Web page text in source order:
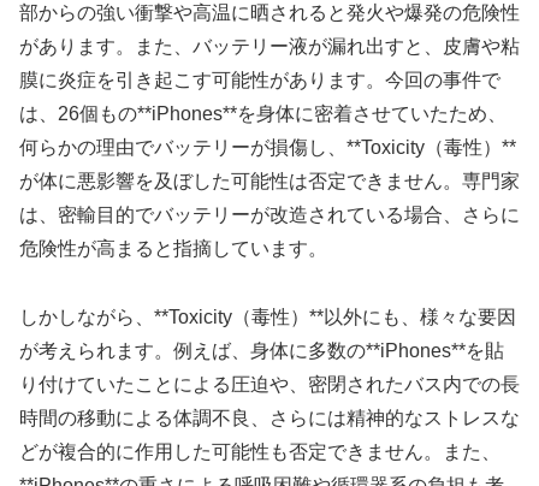
部からの強い衝撃や高温に晒されると発火や爆発の危険性
があります。また、バッテリー液が漏れ出すと、皮膚や粘
膜に炎症を引き起こす可能性があります。今回の事件で
は、26個もの**iPhones**を身体に密着させていたため、
何らかの理由でバッテリーが損傷し、**Toxicity（毒性）**
が体に悪影響を及ぼした可能性は否定できません。専門家
は、密輸目的でバッテリーが改造されている場合、さらに
危険性が高まると指摘しています。
しかしながら、**Toxicity（毒性）**以外にも、様々な要因
が考えられます。例えば、身体に多数の**iPhones**を貼
り付けていたことによる圧迫や、密閉されたバス内での長
時間の移動による体調不良、さらには精神的なストレスな
どが複合的に作用した可能性も否定できません。また、